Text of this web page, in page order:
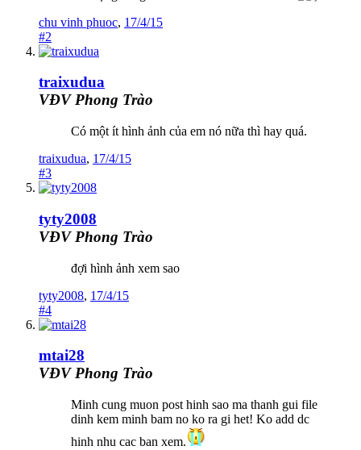
chu vinh phuoc, 17/4/15
#2
traixudua
VĐV Phong Trào
Có một ít hình ảnh của em nó nữa thì hay quá.
traixudua, 17/4/15
#3
tyty2008
VĐV Phong Trào
đợi hình ảnh xem sao
tyty2008, 17/4/15
#4
mtai28
VĐV Phong Trào
Minh cung muon post hinh sao ma thanh gui file
dinh kem minh bam no ko ra gi het! Ko add dc
hinh nhu cac ban xem.